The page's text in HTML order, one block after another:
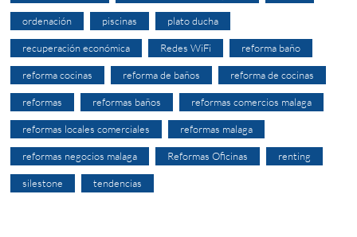
ordenación piscinas plato ducha
recuperación económica Redes WiFi reforma baño
reforma cocinas reforma de baños reforma de cocinas
reformas reformas baños reformas comercios malaga
reformas locales comerciales reformas malaga
reformas negocios malaga Reformas Oficinas renting
silestone tendencias